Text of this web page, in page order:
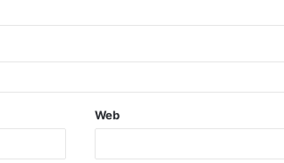
Web